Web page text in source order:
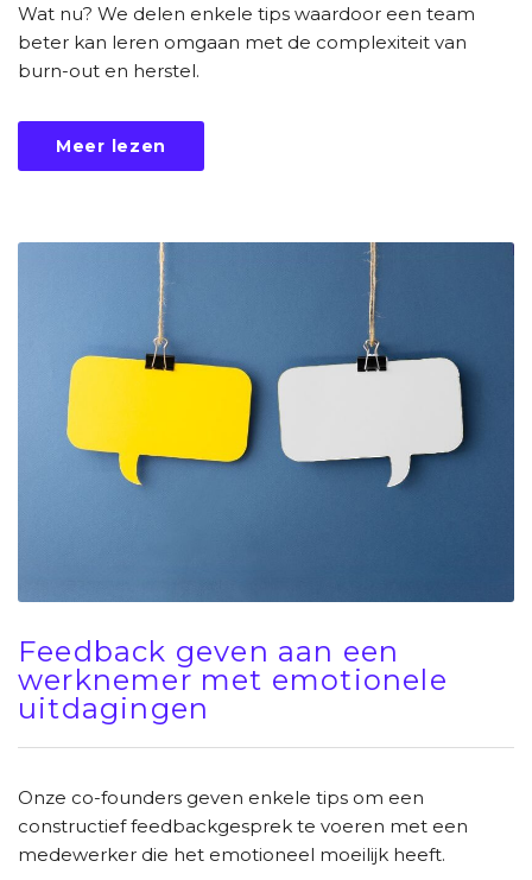
Wat nu? We delen enkele tips waardoor een team
beter kan leren omgaan met de complexiteit van
burn-out en herstel.
Meer lezen
Feedback geven aan een
werknemer met emotionele
uitdagingen
Onze co-founders geven enkele tips om een
constructief feedbackgesprek te voeren met een
medewerker die het emotioneel moeilijk heeft.